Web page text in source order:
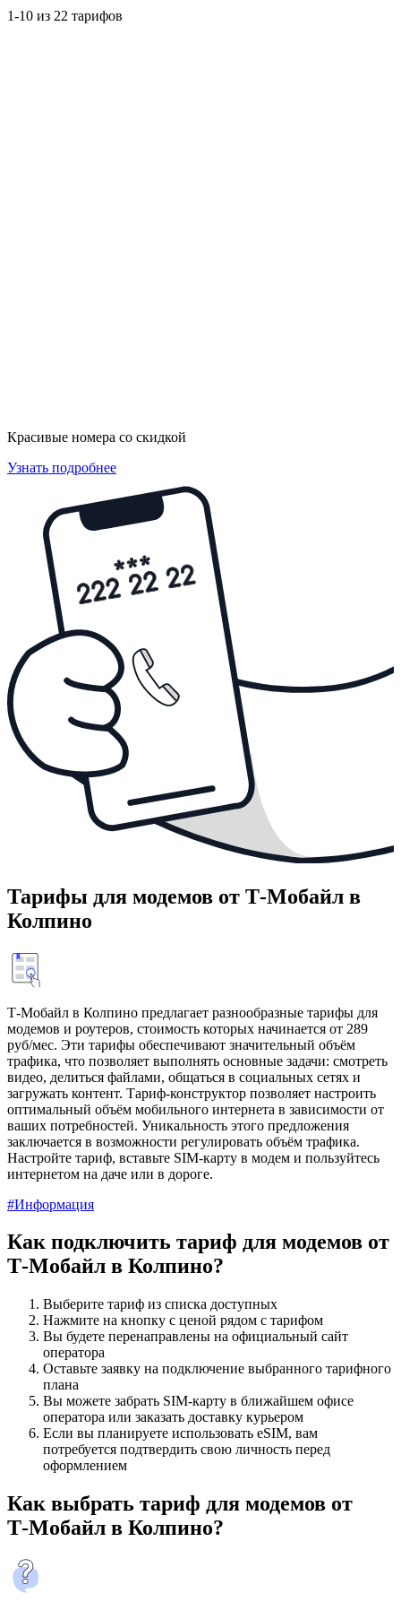
1-10 из 22 тарифов
Красивые номера со скидкой
Узнать подробнее
Тарифы для модемов от Т‑Мобайл в
Колпино
Т‑Мобайл в Колпино предлагает разнообразные тарифы для
модемов и роутеров, стоимость которых начинается от 289
руб/мес. Эти тарифы обеспечивают значительный объём
трафика, что позволяет выполнять основные задачи: смотреть
видео, делиться файлами, общаться в социальных сетях и
загружать контент. Тариф-конструктор позволяет настроить
оптимальный объём мобильного интернета в зависимости от
ваших потребностей. Уникальность этого предложения
заключается в возможности регулировать объём трафика.
Настройте тариф, вставьте SIM-карту в модем и пользуйтесь
интернетом на даче или в дороге.
#Информация
Как подключить тариф для модемов от
Т‑Мобайл в Колпино?
Выберите тариф из списка доступных
Нажмите на кнопку с ценой рядом с тарифом
Вы будете перенаправлены на официальный сайт
оператора
Оставьте заявку на подключение выбранного тарифного
плана
Вы можете забрать SIM-карту в ближайшем офисе
оператора или заказать доставку курьером
Если вы планируете использовать eSIM, вам
потребуется подтвердить свою личность перед
оформлением
Как выбрать тариф для модемов от
Т‑Мобайл в Колпино?